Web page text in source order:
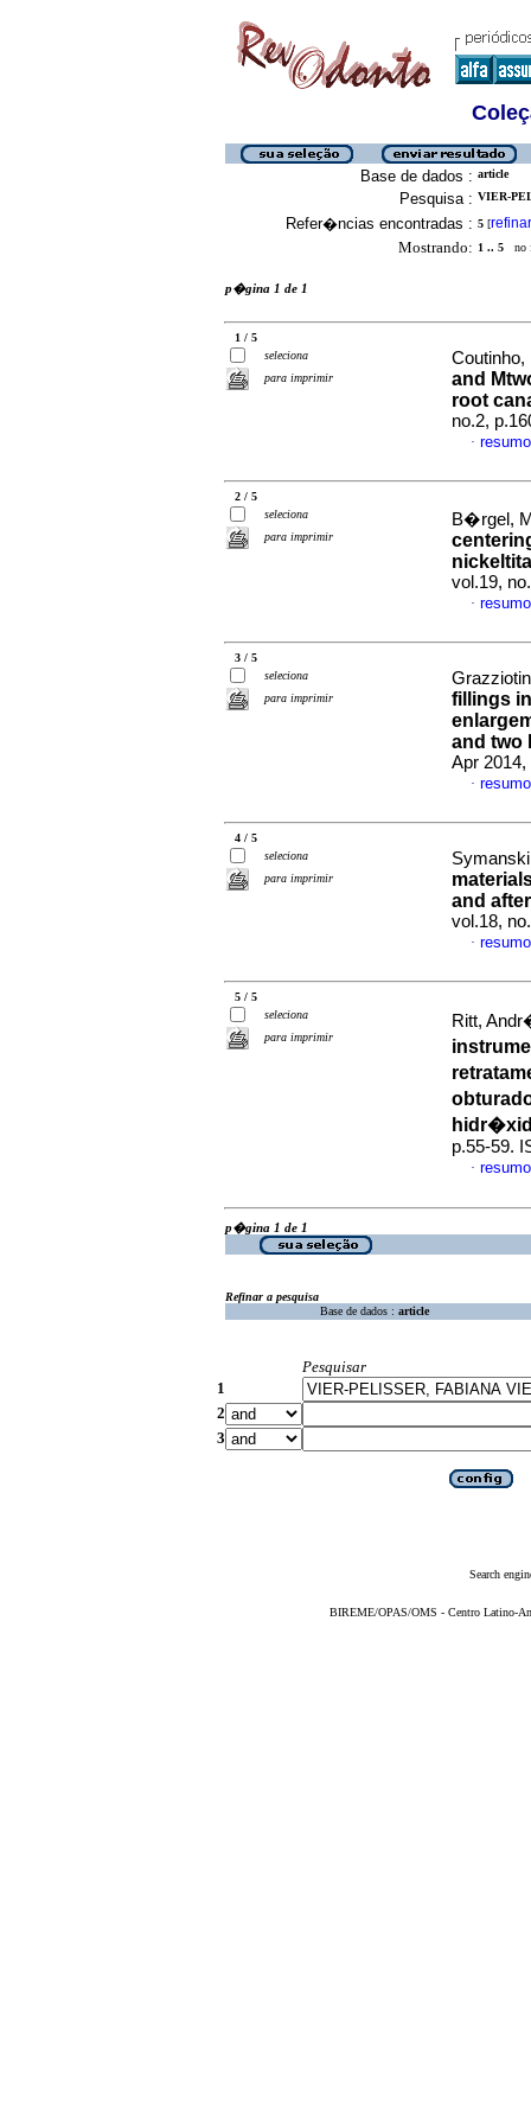
Base de dados : article
Pesquisa : VIER-
Refer�ncias encontradas : 5 [refinar
Mostrando: 1 .. 5 no
p�gina 1 de 1
1 / 5
seleciona
para imprimir
and
root
no.2,
·
2 / 5
seleciona
para imprimir
B�rgel,
vol.19,
·
3 / 5
seleciona
para imprimir
fillings
and two
Apr 2014,
·
4 / 5
seleciona
para imprimir
and
vol.18,
·
5 / 5
seleciona
para imprimir
Ritt,
p.55-59.
·
p�gina 1 de 1
Refinar a pesquisa
Base de dados : article
Pesquisar
1
2
3
Search
BIREME/OPAS/OMS - Centro Latino-